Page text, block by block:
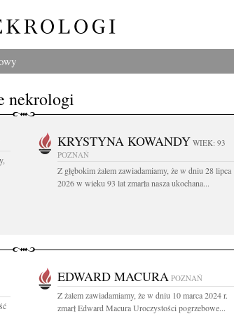
nekrologi
KRYSTYNA KOWANDY WIEK: 93
POZNAŃ
Z głębokim żalem zawiadamiamy, że w dniu 28 lipca
2026 w wieku 93 lat zmarła nasza ukochana...
EDWARD MACURA POZNAŃ
Z żalem zawiadamiamy, że w dniu 10 marca 2024 r.
zmarł Edward Macura Uroczystości pogrzebowe...